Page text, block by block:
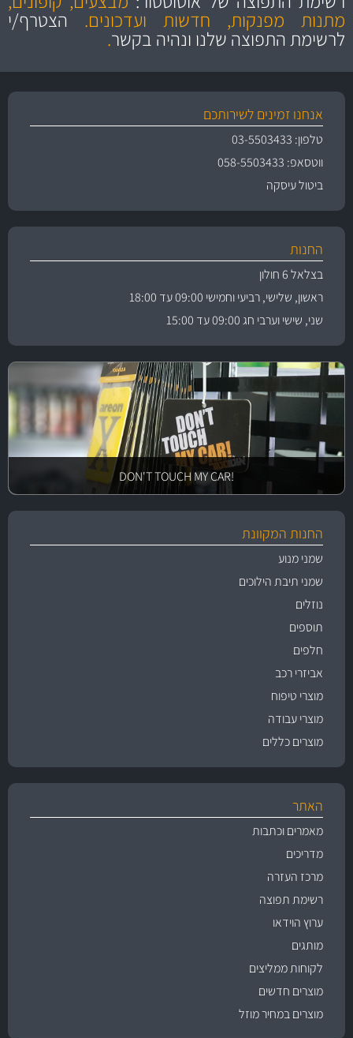
והיצע מוצרים איכותי
מתנות מפנקות, חדשות ועדכונים. הצטרף/י
לרשימת התפוצה שלנו ונהיה בקשר.
אנחנו זמינים לשירותכם
טלפון: 03-5503433
ווטסאפ: 058-5503433
ביטול עיסקה
החנות
בצלאל 6 חולון
ראשון, שלישי, רביעי וחמישי 09:00 עד 18:00
שני, שישי וערבי חג 09:00 עד 15:00
!DON'T TOUCH MY CAR
החנות המקוונת
שמני מנוע
שמני תיבת הילוכים
נוזלים
תוספים
חלפים
אביזרי רכב
מוצרי טיפוח
מוצרי עבודה
מוצרים כללים
האתר
מאמרים וכתבות
מדריכים
מרכז העזרה
רשימת תפוצה
ערוץ הוידאו
מותגים
לקוחות ממליצים
מוצרים חדשים
מוצרים במחיר מוזל